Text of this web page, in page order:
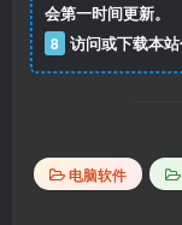
会第一时间更新。
8 访问或下载本
电脑软件